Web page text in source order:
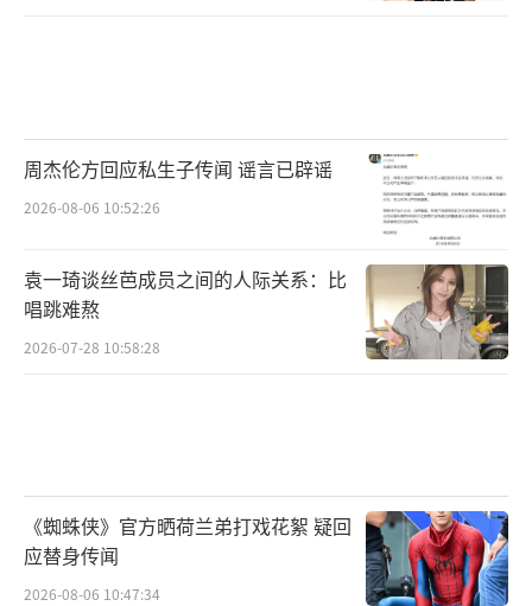
多元对焦全年龄层话题共鸣
除了豪华实力派演员阵容，《时差一万公
周杰伦方回应私生子传闻 谣言已辟谣
2026-08-06 10:52:26
袁一琦谈丝芭成员之间的人际关系：比
唱跳难熬
2026-07-28 10:58:28
《蜘蛛侠》官方晒荷兰弟打戏花絮 疑回
应替身传闻
2026-08-06 10:47:34